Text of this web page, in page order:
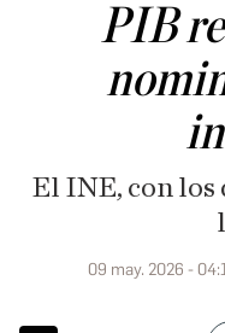
PIB
El INE, con los
09 may. 2026 -